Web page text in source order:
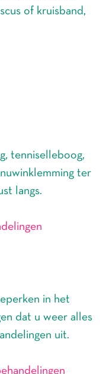
of kruisband,
tenniselleboog,
ter
langs.
in het
dat u weer alles
uit.